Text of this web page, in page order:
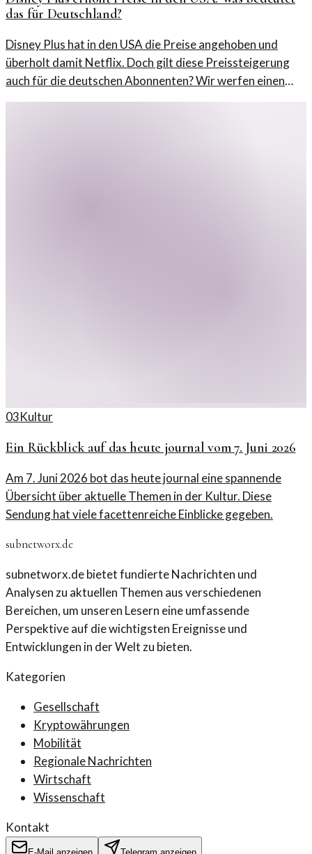
das für Deutschland?
Disney Plus hat in den USA die Preise angehoben und
überholt damit Netflix. Doch gilt diese Preissteigerung
auch für die deutschen Abonnenten? Wir werfen einen
Blick auf die Situation.
03Kultur
Ein Rückblick auf das heute journal vom 7. Juni 2026
Am 7. Juni 2026 bot das heute journal eine spannende
Übersicht über aktuelle Themen in der Kultur. Diese
Sendung hat viele facettenreiche Einblicke gegeben.
subnetworx.de
subnetworx.de bietet fundierte Nachrichten und
Analysen zu aktuellen Themen aus verschiedenen
Bereichen, um unseren Lesern eine umfassende
Perspektive auf die wichtigsten Ereignisse und
Entwicklungen in der Welt zu bieten.
Kategorien
Gesellschaft
Kryptowährungen
Mobilität
Regionale Nachrichten
Wirtschaft
Wissenschaft
Kontakt